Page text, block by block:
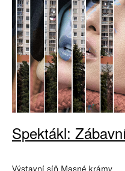
Spektákl:
Výstavní síň Masné krámy